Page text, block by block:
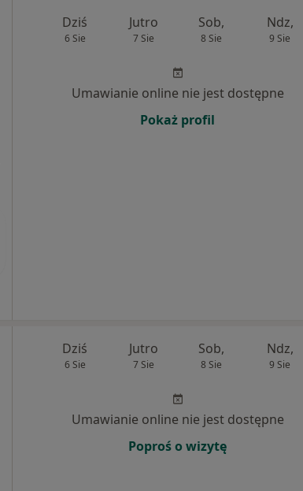
Dziś
6 Sie
Jutro
7 Sie
Sob,
8 Sie
Ndz,
9 Sie
Umawianie online nie jest dostępne
Pokaż profil
Dziś
6 Sie
Jutro
7 Sie
Sob,
8 Sie
Ndz,
9 Sie
Umawianie online nie jest dostępne
Poproś o wizytę